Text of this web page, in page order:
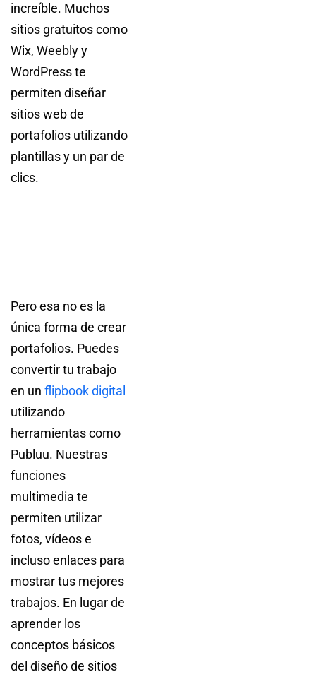
increíble. Muchos
sitios gratuitos como
Wix, Weebly y
WordPress te
permiten diseñar
sitios web de
portafolios utilizando
plantillas y un par de
clics.
Pero esa no es la
única forma de crear
portafolios. Puedes
convertir tu trabajo
en un flipbook digital
utilizando
herramientas como
Publuu. Nuestras
funciones
multimedia te
permiten utilizar
fotos, vídeos e
incluso enlaces para
mostrar tus mejores
trabajos. En lugar de
aprender los
conceptos básicos
del diseño de sitios